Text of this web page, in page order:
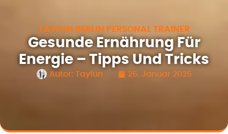
TAYFUN BERLIN PERSONAL TRAINER
Gesunde Ernährung Für
Energie – Tipps Und Tricks
Autor: Tayfun 25. Januar 2025